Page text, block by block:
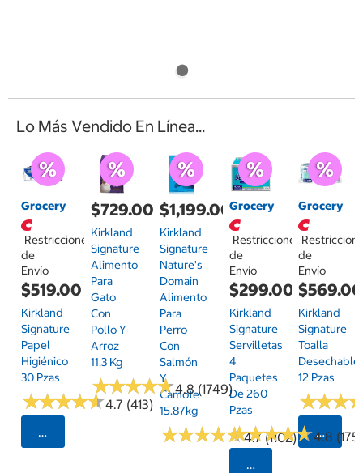
Lo Más Vendido En Línea...
Grocery
Restricciones
de
Envío
$519.00
Kirkland
Signature
Papel
Higiénico
30 Pzas
★★★★★
★★★★★4.7 (413)
Seleccionar Código Postal
$729.00
Kirkland
Signature
Alimento
Para
Gato
Con
Pollo Y
Arroz
11.3 Kg
★★★★★
★★★★★4.8 (1749)
$1,199.00
Kirkland
Signature
Nature's
Domain
Alimento
Para
Perro
Con
Salmón
Y
Camote
15.87kg
★★★★★
★★★★★4.7 (1102)
Grocery
Restricciones
de
Envío
$299.00
Kirkland
Signature
Servilletas
4
Paquetes
De 260
Pzas
★★★★★
★★★★★4.8 (175)
Seleccionar
Grocery
de
Envío
$569.00
Kirkland
Signature
Toalla
Desechable
12 Pzas
★★★
★★★